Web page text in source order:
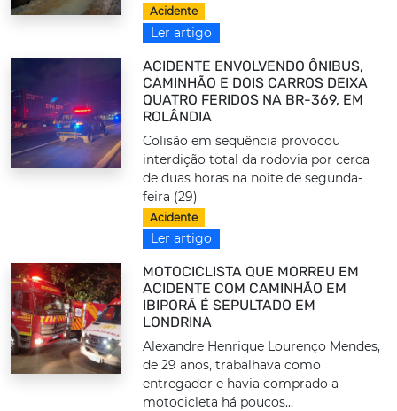
Acidente
Ler artigo
ACIDENTE ENVOLVENDO ÔNIBUS,
CAMINHÃO E DOIS CARROS DEIXA
QUATRO FERIDOS NA BR-369, EM
ROLÂNDIA
Colisão em sequência provocou
interdição total da rodovia por cerca
de duas horas na noite de segunda-
feira (29)
Acidente
Ler artigo
MOTOCICLISTA QUE MORREU EM
ACIDENTE COM CAMINHÃO EM
IBIPORÃ É SEPULTADO EM
LONDRINA
Alexandre Henrique Lourenço Mendes,
de 29 anos, trabalhava como
entregador e havia comprado a
motocicleta há poucos...